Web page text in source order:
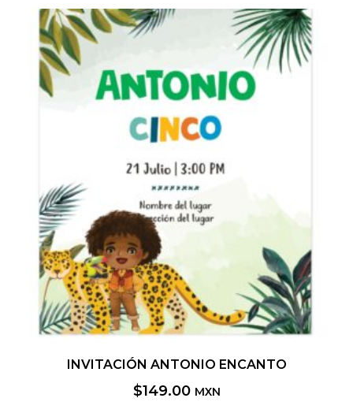
INVITACIÓN ANTONIO ENCANTO
$149.00 MXN